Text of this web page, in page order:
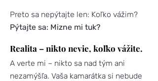
Preto sa nepýtajte len: Koľko vážim?
Pýtajte sa: Mizne mi tuk?
Realita – nikto nevie, koľko vážite.
A verte mi – nikto sa nad tým ani
nezamýšľa. Vaša kamarátka si nebude